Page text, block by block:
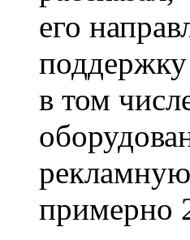
его
в том
примерно